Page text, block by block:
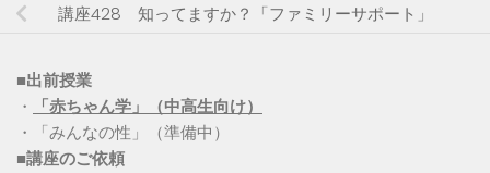
講座428 知ってますか？「ファミリーサポート」
■出前授業
・
「赤ちゃん学」（中高生向け）
・「みんなの性」（準備中）
■講座のご依頼